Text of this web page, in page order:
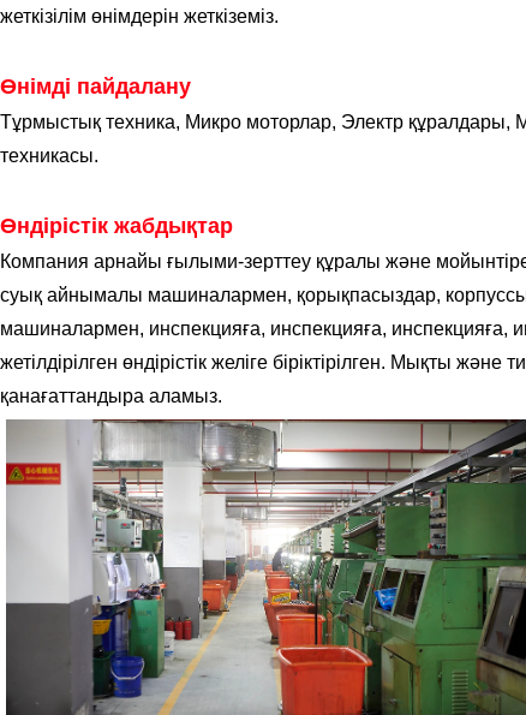
жеткізілім өнімдерін жеткіземіз.
Өнімді пайдалану
Тұрмыстық техника, Микро моторлар, Электр құралдары,
техникасы.
Өндірістік жабдықтар
Компания арнайы ғылыми-зерттеу құралы және
суық айнымалы машиналармен, қорықпасыздар,
машиналармен, инспекцияға, инспекцияға,
жетілдірілген өндірістік желіге біріктірілген. Мықты
қанағаттандыра аламыз.